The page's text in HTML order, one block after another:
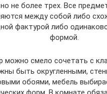
не более трех. Все
между собой либо
фактурой либо
формой.
можно смело сочетать с
быть округленными,
обоями, мебель